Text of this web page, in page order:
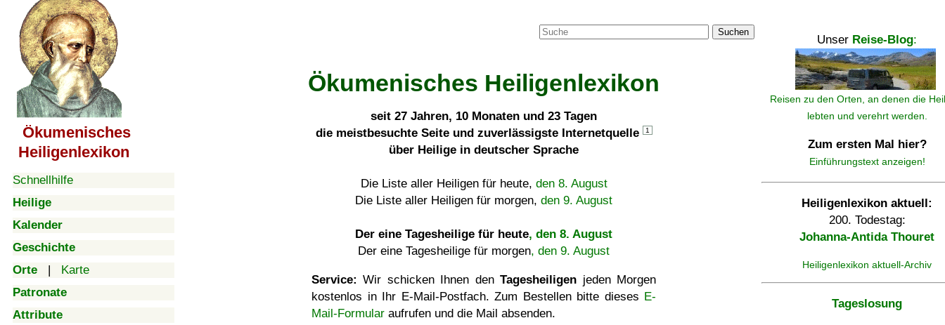
Ökumenisches
Heiligenlexikon
Schnellhilfe
Heilige
Kalender
Geschichte
Orte | Karte
Patronate
Attribute
Suchen
Ökumenisches Heiligenlexikon
seit 27 Jahren, 10 Monaten und 23 Tagen
die meistbesuchte Seite und zuverlässigste Internetquelle
1
über Heilige in deutscher Sprache
Die Liste aller Heiligen für heute, den 8. August
Die Liste aller Heiligen für morgen, den 9. August
Der eine Tagesheilige für heute, den 8. August
Der eine Tagesheilige für morgen, den 9. August
Service: Wir schicken Ihnen denTagesheiligen jeden Morgen
kostenlos in Ihr E-Mail-Postfach. Zum Bestellen bitte dieses E-
Mail-Formular aufrufen und die Mail absenden.
Unser Reise-Blog:
Reisen zu den Orten, an denen die
lebten und verehrt werden.
Zum ersten Mal hier?
Einführungstext anzeigen!
Heiligenlexikon aktuell:
200. Todestag:
Johanna-Antida Thouret
Heiligenlexikon aktuell-Archiv
Tageslosung